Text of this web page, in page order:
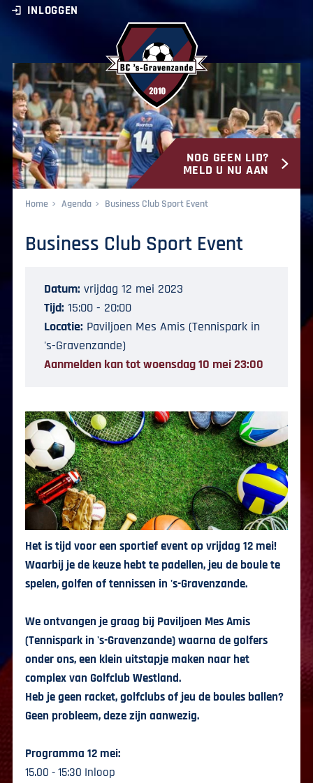
BC ‘s-Gravenzande
INLOGGEN
NOG GEEN LID?
MELD U NU AAN
Home Agenda Business Club Sport Event
Business Club Sport Event
Datum: vrijdag 12 mei 2023
Tijd: 15:00 - 20:00
Locatie: Paviljoen Mes Amis (Tennispark in
's-Gravenzande)
Aanmelden kan tot woensdag 10 mei 23:00
Het is tijd voor een sportief event op vrijdag 12 mei!
Waarbij je de keuze hebt te padellen, jeu de boule te
spelen, golfen of tennissen in 's-Gravenzande.
We ontvangen je graag bij Paviljoen Mes Amis
(Tennispark in 's-Gravenzande) waarna de golfers
onder ons, een klein uitstapje maken naar het
complex van Golfclub Westland.
Heb je geen racket, golfclubs of jeu de boules ballen?
Geen probleem, deze zijn aanwezig.
Programma 12 mei:
15.00 - 15:30 Inloop